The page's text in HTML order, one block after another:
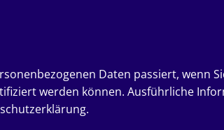
Daten passiert, wenn
werden können. Ausführliche